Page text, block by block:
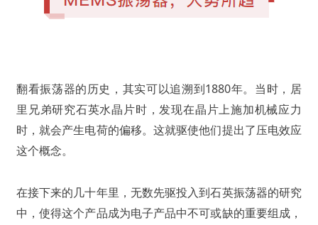
翻看振荡器的历史，其实可以追溯到1880年。当时，居
里兄弟研究石英水晶片时，发现在晶片上施加机械应力
时，就会产生电荷的偏移。这就驱使他们提出了压电效应
这个概念。
在接下来的几十年里，无数先驱投入到石英振荡器的研究
中，使得这个产品成为电子产品中不可或缺的重要组成，